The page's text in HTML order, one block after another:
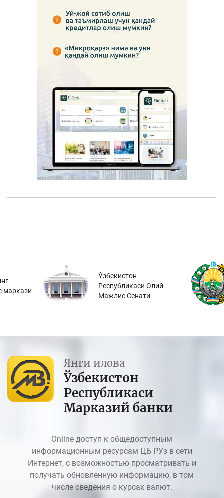
маркази
Ўзбекистон
Республикаси Олий
Мажлис Сенати
Янги илова
Ўзбекистон
Республикаси
Марказий банки
Online доступ к общедоступным
информационным ресурсам ЦБ РУз в сети
Интернет, с возможностью просматривать и
получать обновленную информацию, в том
числе сведения о курсах валют.